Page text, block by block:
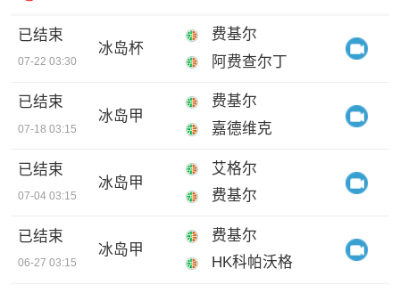
已结束
07-22 03:30
冰岛杯
费基尔
阿费查尔丁
已结束
07-18 03:15
冰岛甲
费基尔
嘉德维克
已结束
07-04 03:15
冰岛甲
艾格尔
费基尔
已结束
06-27 03:15
冰岛甲
费基尔
HK科帕沃格